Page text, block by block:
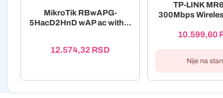
MikroTik RBwAPG-
5HacD2HnD wAP ac with...
12.574,32 RSD
TP-LINK
300Mbps
10.599,60
Nije na